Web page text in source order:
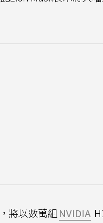
將以數萬組 NVIDIA